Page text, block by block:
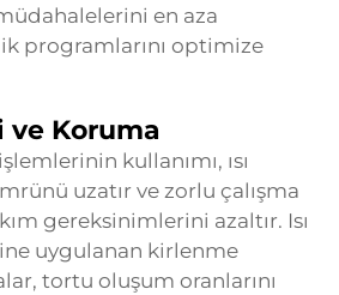
en aza
programlarını optimize
ve Koruma
kullanımı, ısı
uzatır ve zorlu çalışma
gereksinimlerini azaltır. Isı
uygulanan kirlenme
tortu oluşum oranlarını